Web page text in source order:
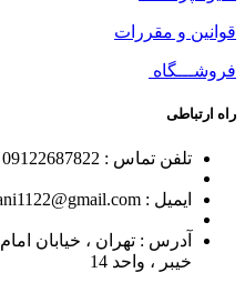
قوانین و مقررات
فروشـــگاه
راه ارتباطی
تلفن تماس : 09122687822 - 66742921
ایمیل : ayuobkermani1122@gmail.com
آدرس : تهران ، خیابان
خیبر ، واحد 14